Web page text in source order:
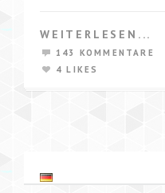
WEITERLESEN...
143 KOMMENTARE
4 LIKES